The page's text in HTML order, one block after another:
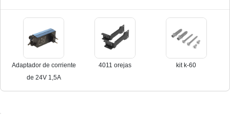
Adaptador de corriente
de 24V 1,5A
4011 orejas kit k-60